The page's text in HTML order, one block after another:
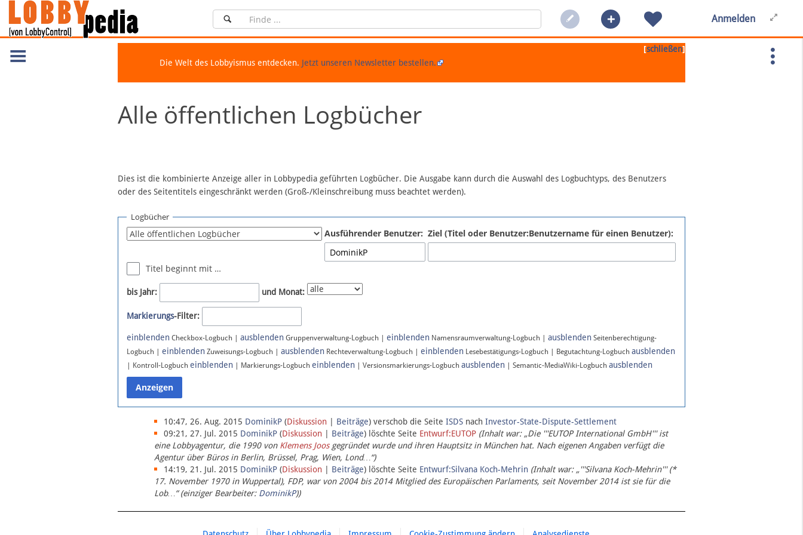
Anmelden
[schließen]
Die Welt des Lobbyismus entdecken. Jetzt unseren Newsletter bestellen.
Alle öffentlichen Logbücher
Dies ist die kombinierte Anzeige aller in Lobbypedia geführten Logbücher. Die Ausgabe kann durch die Auswahl des Logbuchtyps, des Benutzers
oder des Seitentitels eingeschränkt werden (Groß-/Kleinschreibung muss beachtet werden).
Logbücher
Ausführender Benutzer: Ziel (Titel oder Benutzer:Benutzername für einen Benutzer):
Titel beginnt mit …
bis Jahr: und Monat:
Markierungs-Filter:
einblenden Checkbox-Logbuch | ausblenden Gruppenverwaltung-Logbuch | einblenden Namensraumverwaltung-Logbuch | ausblenden Seitenberechtigung-
Logbuch | einblenden Zuweisungs-Logbuch | ausblenden Rechteverwaltung-Logbuch | einblenden Lesebestätigungs-Logbuch | Begutachtung-Logbuch ausblenden
| Kontroll-Logbuch einblenden | Markierungs-Logbuch einblenden | Versionsmarkierungs-Logbuch ausblenden | Semantic-MediaWiki-Logbuch ausblenden
10:47, 26. Aug. 2015 DominikP (Diskussion | Beiträge) verschob die Seite ISDS nach Investor-State-Dispute-Settlement
09:21, 27. Jul. 2015 DominikP (Diskussion | Beiträge) löschte Seite Entwurf:EUTOP (Inhalt war: „Die '''EUTOP International GmbH''' ist
eine Lobbyagentur, die 1990 von Klemens Joosgegründet wurde und ihren Hauptsitz in München hat. Nach eigenen Angaben verfügt die
Agentur über Büros in Berlin, Brüssel, Prag, Wien, Lond…“)
14:19, 21. Jul. 2015 DominikP (Diskussion | Beiträge) löschte Seite Entwurf:Silvana Koch-Mehrin (Inhalt war: „'''Silvana Koch-Mehrin''' (*
17. November 1970 in Wuppertal), FDP, war von 2004 bis 2014 Mitglied des Europäischen Parlaments, seit November 2014 ist sie für die
Lob…“ (einziger Bearbeiter: DominikP))